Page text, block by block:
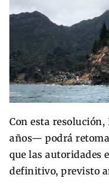
Con esta
años— podrá
que las autoridades
definitivo, previsto